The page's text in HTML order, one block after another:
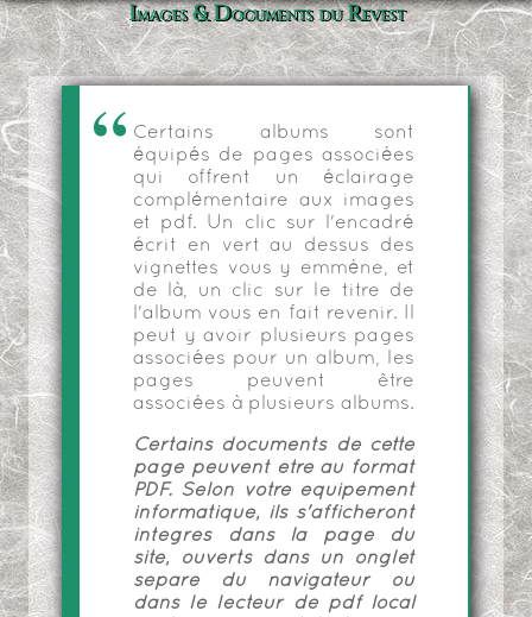
Images & Documents du Revest
Certains albums sont
équipés de pages associées
qui offrent un éclairage
complémentaire aux images
et pdf. Un clic sur l'encadré
écrit en vert au dessus des
vignettes vous y emmène, et
de là, un clic sur le titre de
l'album vous en fait revenir. Il
peut y avoir plusieurs pages
associées pour un album, les
pages peuvent être
associées à plusieurs albums.
Certains documents de cette
page peuvent être au format
PDF. Selon votre équipement
informatique, ils s'afficheront
intégrés dans la page du
site, ouverts dans un onglet
séparé du navigateur ou
dans le lecteur de pdf local